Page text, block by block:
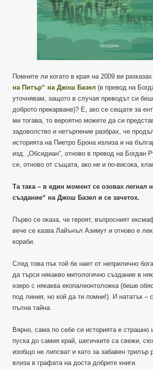
Помните ли когато в края на 2009 ви
на Питър“ на Джош Базел (в превод на
уточнявам, защото в случая преводът си
доброто прекарване)? Е, ако се сещате за
ми тогава, то вероятно можете да си
задоволство и нетърпение разбрах, че
историята на Пиетро Брона излиза и на
изд. „Обсидиан“, отново в превод на Богдан
се, отново от същата, ако не и по-висока,
Та така – в един момент се озовах легнал
създание“ на Джош Базел и се зачетох.
Първо се оказа, че героят, въпросният
вече се казва Лайънъл Азимут и отново е
кораби.
След това пък той бе нает от неприлично
да търси някакво митологично създание в
езеро с някаква екопалеонтоложка (беше
под линия, но кой да ти помни!). И нататък –
пълна тайна.
Вярно, сама по себе си историята е страшно
пуска до самия край, шегичките са свежи,
изобщо не липсват и като за забавен трилър
влиза в графата на доста добрите книги.